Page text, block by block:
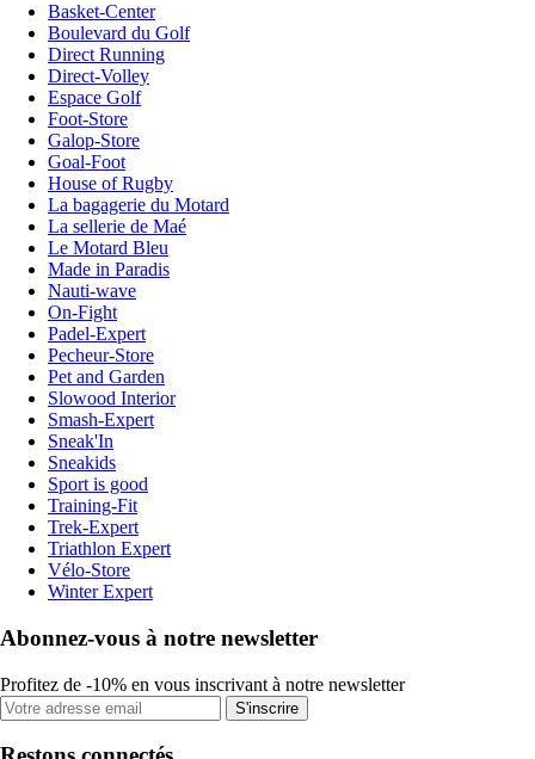
Basket-Center
Boulevard du Golf
Direct Running
Direct-Volley
Espace Golf
Foot-Store
Galop-Store
Goal-Foot
House of Rugby
La bagagerie du Motard
La sellerie de Maé
Le Motard Bleu
Made in Paradis
Nauti-wave
On-Fight
Padel-Expert
Pecheur-Store
Pet and Garden
Slowood Interior
Smash-Expert
Sneak'In
Sneakids
Sport is good
Training-Fit
Trek-Expert
Triathlon Expert
Vélo-Store
Winter Expert
Abonnez-vous à notre newsletter
Profitez de -10% en vous inscrivant à notre newsletter
S'inscrire